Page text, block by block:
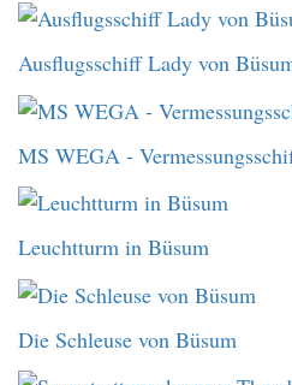
Ausflugsschiff Lady von
MS WEGA -
Leuchtturm in Büsum
Die Schleuse von Büsum